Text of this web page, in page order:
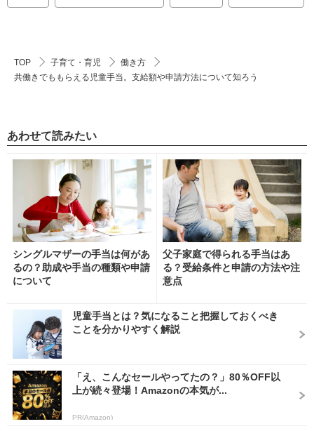
TOP 子育て・育児
働き方
共働きでももらえる児童手当。支給額や申請方法について知ろう
あわせて読みたい
シングルマザーの手当は何があ
るの？助成や手当の種類や申請
について
父子家庭で得られる手当はあ
る？受給条件と申請の方法や注
意点
児童手当とは？気になること把握しておくべき
ことを分かりやすく解説
「え、こんなセールやってたの？」80％OFF以
上が続々登場！Amazonの本気が...
PR(Amazon)